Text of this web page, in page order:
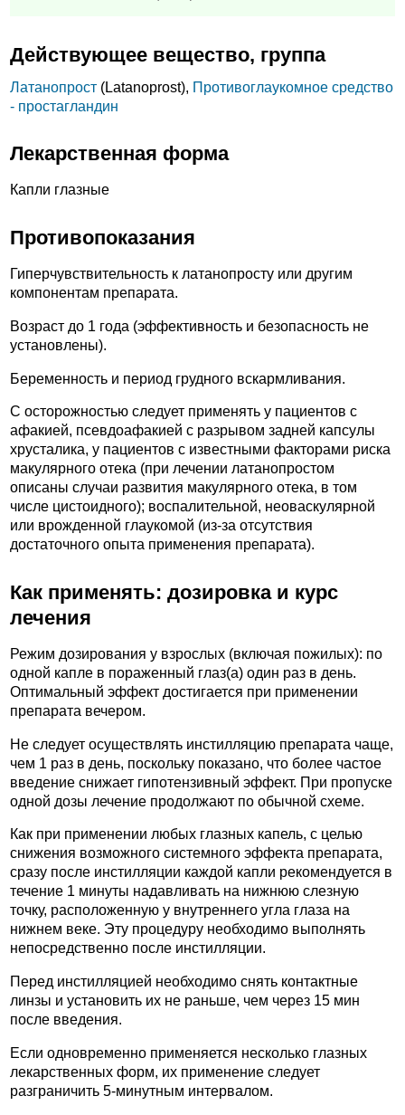
Действующее вещество, группа
Латанопрост (Latanoprost), Противоглаукомное средство
- простагландин
Лекарственная форма
Капли глазные
Противопоказания
Гиперчувствительность к латанопросту или другим
компонентам препарата.
Возраст до 1 года (эффективность и безопасность не
установлены).
Беременность и период грудного вскармливания.
С осторожностью следует применять у пациентов с
афакией, псевдоафакией с разрывом задней капсулы
хрусталика, у пациентов с известными факторами риска
макулярного отека (при лечении латанопростом
описаны случаи развития макулярного отека, в том
числе цистоидного); воспалительной, неоваскулярной
или врожденной глаукомой (из-за отсутствия
достаточного опыта применения препарата).
Как применять: дозировка и курс
лечения
Режим дозирования у взрослых (включая пожилых): по
одной капле в пораженный глаз(а) один раз в день.
Оптимальный эффект достигается при применении
препарата вечером.
Не следует осуществлять инстилляцию препарата чаще,
чем 1 раз в день, поскольку показано, что более частое
введение снижает гипотензивный эффект. При пропуске
одной дозы лечение продолжают по обычной схеме.
Как при применении любых глазных капель, с целью
снижения возможного системного эффекта препарата,
сразу после инстилляции каждой капли рекомендуется в
течение 1 минуты надавливать на нижнюю слезную
точку, расположенную у внутреннего угла глаза на
нижнем веке. Эту процедуру необходимо выполнять
непосредственно после инстилляции.
Перед инстилляцией необходимо снять контактные
линзы и установить их не раньше, чем через 15 мин
после введения.
Если одновременно применяется несколько глазных
лекарственных форм, их применение следует
разграничить 5-минутным интервалом.